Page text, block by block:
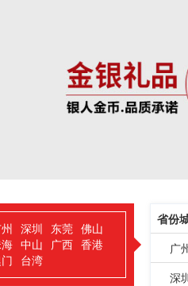
深圳 东莞 佛山
中山 广西 香港
台湾
省份
广
深